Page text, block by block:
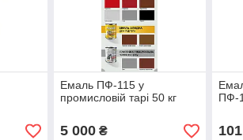
Емаль ПФ-115 у
промисловій тарі 50 кг
5 000₴
ПФ-
101